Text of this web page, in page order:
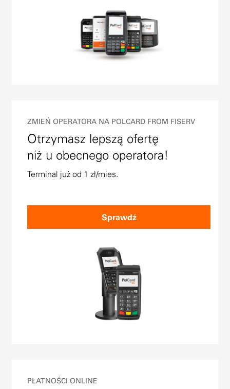
ZMIEŃ OPERATORA NA POLCARD FROM FISERV
Otrzymasz lepszą ofertę
niż u obecnego operatora!
Terminal już od 1 zł/mies.
Sprawdź
PŁATNOŚCI ONLINE